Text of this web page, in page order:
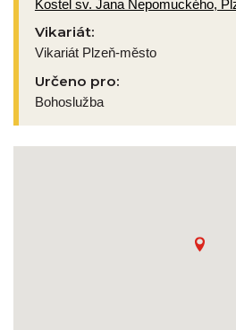
Kostel sv. Jana Nepomuckého,
Vikariát:
Vikariát Plzeň-město
Určeno pro:
Bohoslužba